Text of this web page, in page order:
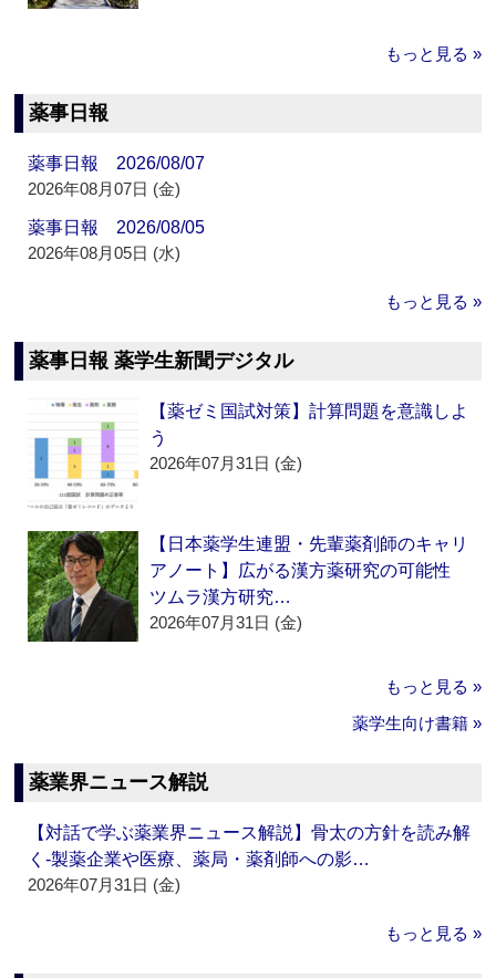
もっと見る »
薬事日報
薬事日報 2026/08/07
2026年08月07日 (金)
薬事日報 2026/08/05
2026年08月05日 (水)
もっと見る »
薬事日報 薬学生新聞デジタル
【薬ゼミ国試対策】計算問題を意識しよ
う
2026年07月31日 (金)
【日本薬学生連盟・先輩薬剤師のキャリ
アノート】広がる漢方薬研究の可能性
ツムラ漢方研究…
2026年07月31日 (金)
もっと見る »
薬学生向け書籍 »
薬業界ニュース解説
【対話で学ぶ薬業界ニュース解説】骨太の方針を読み解
く‐製薬企業や医療、薬局・薬剤師への影…
2026年07月31日 (金)
もっと見る »